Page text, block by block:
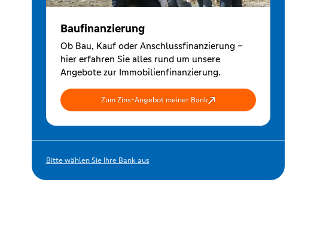
Baufinanzierung
Ob Bau, Kauf oder Anschlussfinanzierung –
hier erfahren Sie alles rund um unsere
Angebote zur Immobilienfinanzierung.
Zum Zins-Angebot meiner Bank
Bitte wählen Sie Ihre Bank aus